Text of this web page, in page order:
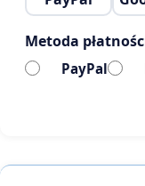
Wyrażamy
pozytywną
Metoda
PayPal